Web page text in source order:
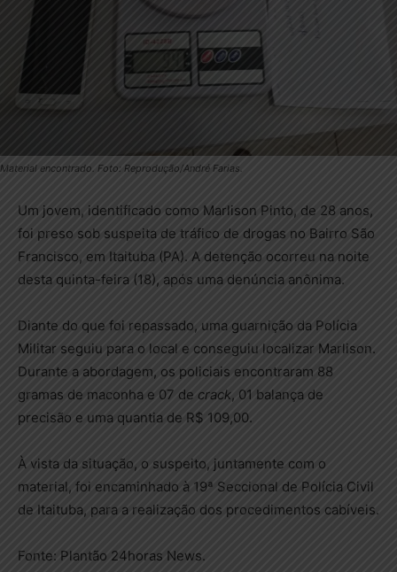
Material encontrado. Foto: Reprodução/André Farias.
Um jovem, identificado como Marlison Pinto, de 28 anos,
foi preso sob suspeita de tráfico de drogas no Bairro São
Francisco, em Itaituba (PA). A detenção ocorreu na noite
desta quinta-feira (18), após uma denúncia anônima.
Diante do que foi repassado, uma guarnição da Polícia
Militar seguiu para o local e conseguiu localizar Marlison.
Durante a abordagem, os policiais encontraram 88
gramas de maconha e 07 de crack, 01 balança de
precisão e uma quantia de R$ 109,00.
À vista da situação, o suspeito, juntamente com o
material, foi encaminhado à 19ª Seccional de Polícia Civil
de Itaituba, para a realização dos procedimentos cabíveis.
Fonte: Plantão 24horas News.